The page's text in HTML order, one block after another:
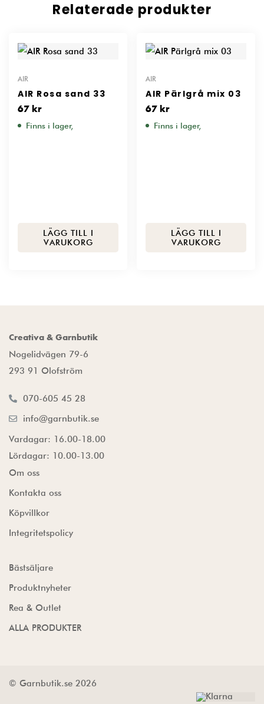
Relaterade produkter
AIR
AIR Rosa sand 33
67 kr
Finns i lager,
LÄGG TILL I
VARUKORG
AIR
AIR Pärlgrå mix 03
67 kr
Finns i lager,
LÄGG TILL I
VARUKORG
Creativa & Garnbutik
Nogelidvägen 79-6
293 91 Olofström
070-605 45 28
info@garnbutik.se
Vardagar: 16.00-18.00
Lördagar: 10.00-13.00
Om oss
Kontakta oss
Köpvillkor
Integritetspolicy
Bästsäljare
Produktnyheter
Rea & Outlet
ALLA PRODUKTER
© Garnbutik.se 2026